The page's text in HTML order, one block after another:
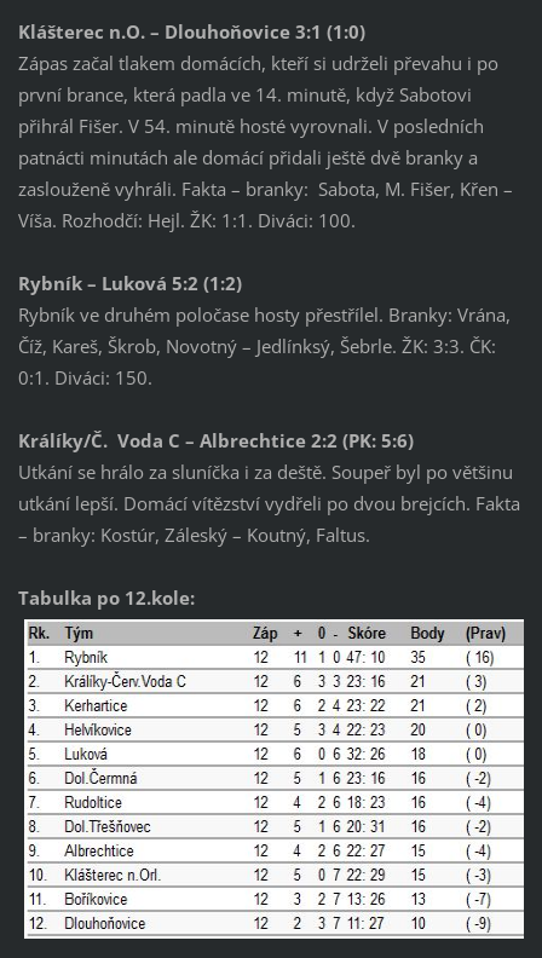
Klášterec n.O. – Dlouhoňovice 3:1 (1:0)
Zápas začal tlakem domácích, kteří si udrželi převahu i po
první brance, která padla ve 14. minutě, když Sabotovi
přihrál Fišer. V 54. minutě hosté vyrovnali. V posledních
patnácti minutách ale domácí přidali ještě dvě branky a
zaslouženě vyhráli. Fakta – branky: Sabota, M. Fišer, Křen –
Víša. Rozhodčí: Hejl. ŽK: 1:1. Diváci: 100.
Rybník – Luková 5:2 (1:2)
Rybník ve druhém poločase hosty přestřílel. Branky: Vrána,
Číž, Kareš, Škrob, Novotný – Jedlínksý, Šebrle. ŽK: 3:3. ČK:
0:1. Diváci: 150.
Králíky/Č. Voda C – Albrechtice 2:2 (PK: 5:6)
Utkání se hrálo za sluníčka i za deště. Soupeř byl po většinu
utkání lepší. Domácí vítězství vydřeli po dvou brejcích. Fakta
– branky: Kostúr, Záleský – Koutný, Faltus.
Tabulka po 12.kole: